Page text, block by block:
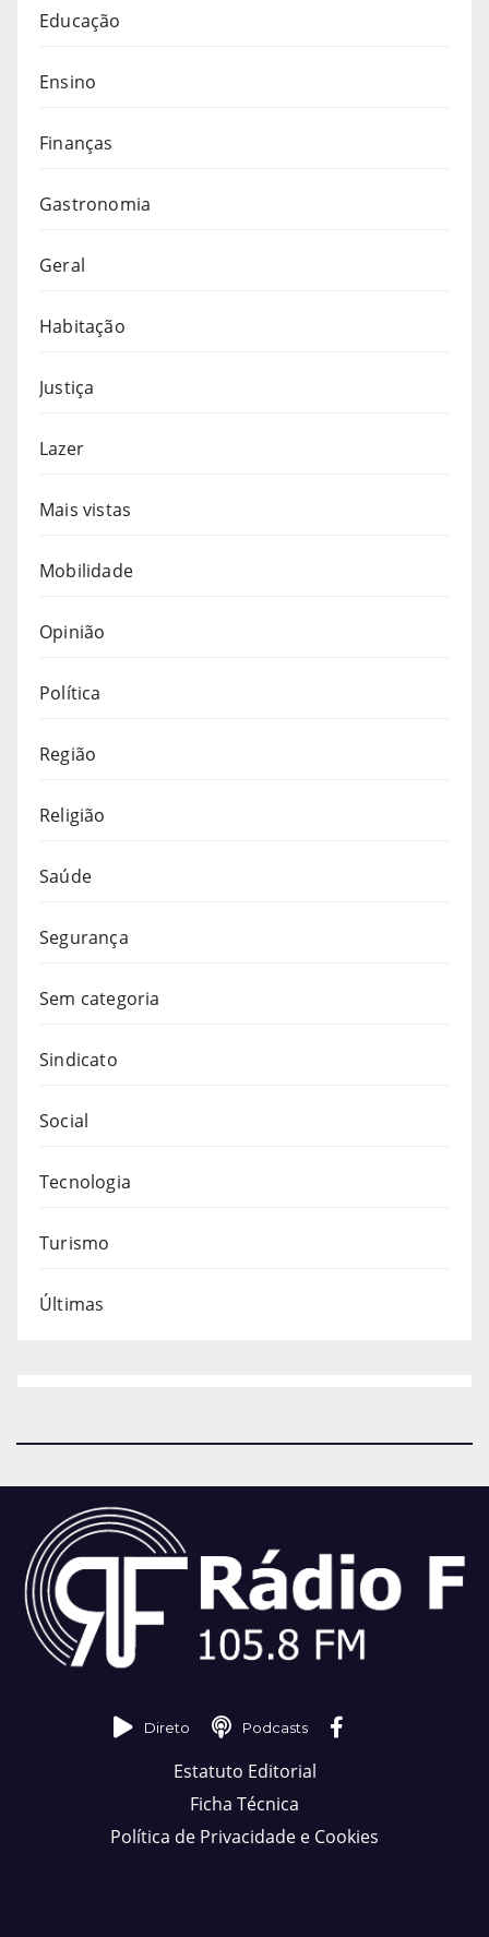
Educação
Ensino
Finanças
Gastronomia
Geral
Habitação
Justiça
Lazer
Mais vistas
Mobilidade
Opinião
Política
Região
Religião
Saúde
Segurança
Sem categoria
Sindicato
Social
Tecnologia
Turismo
Últimas
Direto Podcasts
Estatuto Editorial
Ficha Técnica
Política de Privacidade e Cookies